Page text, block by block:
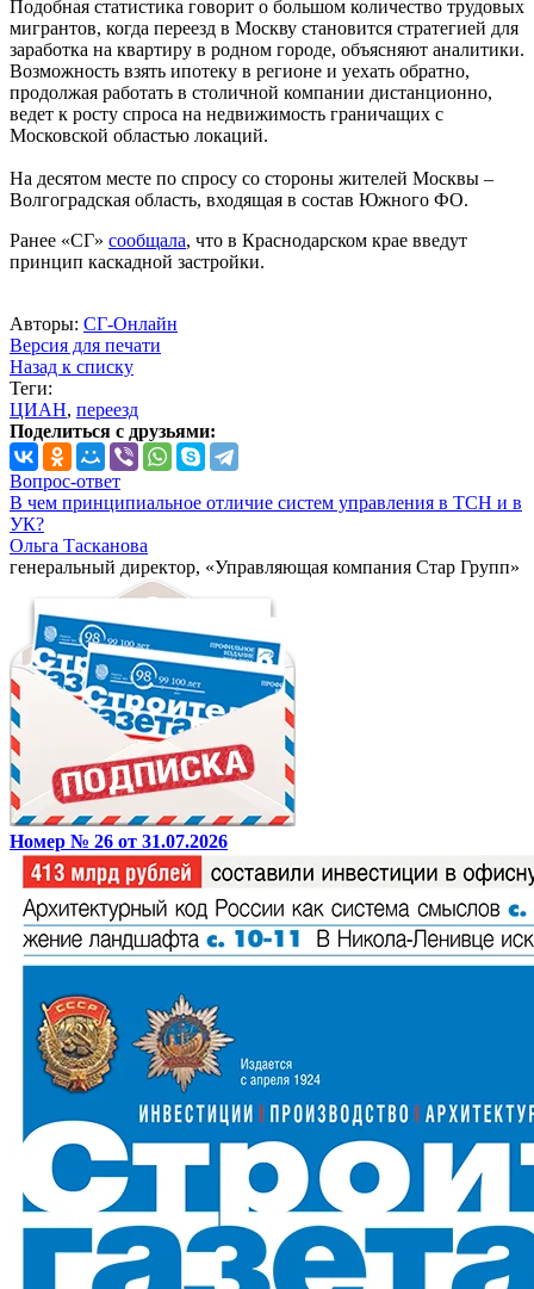
Подобная статистика говорит о большом количество трудовых
мигрантов, когда переезд в Москву становится стратегией для
заработка на квартиру в родном городе, объясняют аналитики.
Возможность взять ипотеку в регионе и уехать обратно,
продолжая работать в столичной компании дистанционно,
ведет к росту спроса на недвижимость граничащих с
Московской областью локаций.
На десятом месте по спросу со стороны жителей Москвы –
Волгоградская область, входящая в состав Южного ФО.
Ранее «СГ» сообщала, что в Краснодарском крае введут
принцип каскадной застройки.
Авторы: СГ-Онлайн
Версия для печати
Назад к списку
Теги:
ЦИАН, переезд
Поделиться с друзьями:
Вопрос-ответ
В чем принципиальное отличие систем управления в ТСН и в
УК?
Ольга Тасканова
генеральный директор, «Управляющая компания Стар Групп»
Номер № 26 от 31.07.2026